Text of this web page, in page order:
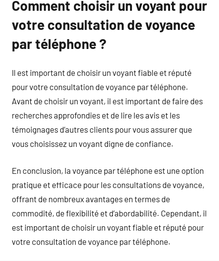
Comment choisir un voyant pour
votre consultation de voyance
par téléphone ?
Il est important de choisir un voyant fiable et réputé
pour votre consultation de voyance par téléphone.
Avant de choisir un voyant, il est important de faire des
recherches approfondies et de lire les avis et les
témoignages d’autres clients pour vous assurer que
vous choisissez un voyant digne de confiance.
En conclusion, la voyance par téléphone est une option
pratique et efficace pour les consultations de voyance,
offrant de nombreux avantages en termes de
commodité, de flexibilité et d’abordabilité. Cependant, il
est important de choisir un voyant fiable et réputé pour
votre consultation de voyance par téléphone.